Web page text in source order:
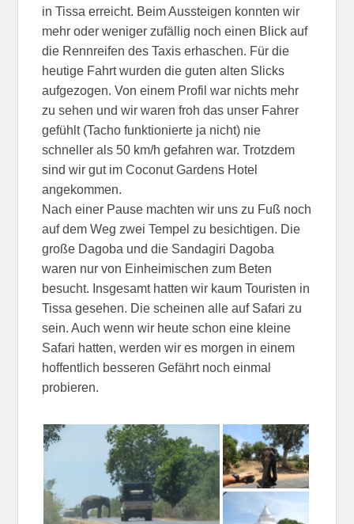
in Tissa erreicht. Beim Aussteigen konnten wir
mehr oder weniger zufällig noch einen Blick auf
die Rennreifen des Taxis erhaschen. Für die
heutige Fahrt wurden die guten alten Slicks
aufgezogen. Von einem Profil war nichts mehr
zu sehen und wir waren froh das unser Fahrer
gefühlt (Tacho funktionierte ja nicht) nie
schneller als 50 km/h gefahren war. Trotzdem
sind wir gut im Coconut Gardens Hotel
angekommen.
Nach einer Pause machten wir uns zu Fuß noch
auf dem Weg zwei Tempel zu besichtigen. Die
große Dagoba und die Sandagiri Dagoba
waren nur von Einheimischen zum Beten
besucht. Insgesamt hatten wir kaum Touristen in
Tissa gesehen. Die scheinen alle auf Safari zu
sein. Auch wenn wir heute schon eine kleine
Safari hatten, werden wir es morgen in einem
hoffentlich besseren Gefährt noch einmal
probieren.